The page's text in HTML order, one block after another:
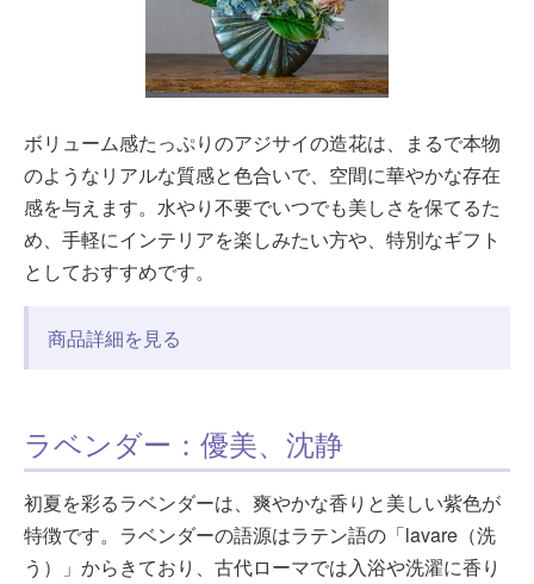
ボリューム感たっぷりのアジサイの造花は、まるで本物
のようなリアルな質感と色合いで、空間に華やかな存在
感を与えます。水やり不要でいつでも美しさを保てるた
め、手軽にインテリアを楽しみたい方や、特別なギフト
としておすすめです。
商品詳細を見る
ラベンダー：優美、沈静
初夏を彩るラベンダーは、爽やかな香りと美しい紫色が
特徴です。ラベンダーの語源はラテン語の「lavare（洗
う）」からきており、古代ローマでは入浴や洗濯に香り